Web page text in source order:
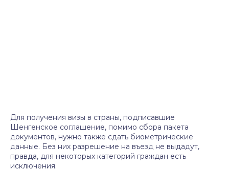
Для получения визы в страны, подписавшие
Шенгенское соглашение, помимо сбора пакета
документов, нужно также сдать биометрические
данные. Без них разрешение на въезд не выдадут,
правда, для некоторых категорий граждан есть
исключения.